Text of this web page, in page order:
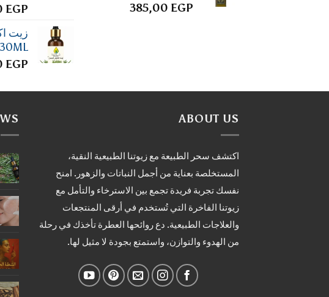
385,00 EGP
EGP
زيت
EGP
ABOUT US
اكتشف سحر الطبيعة مع زيوتنا الطبيعية النقية،
المستخلصة بعناية من أجمل النباتات والزهور. امنح
نفسك تجربة فريدة تجمع بين الاسترخاء والتأمل مع
زيوتنا الفاخرة التي تُستخدم في أرقى المنتجعات
والعلاجات الطبيعية. دع روائحها العطرة تأخذك في رحلة
من الهدوء والتوازن، واستمتع بجودة لا مثيل لها.